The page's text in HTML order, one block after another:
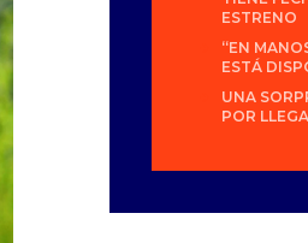
ESTRENO
“EN
ESTÁ
UNA
POR